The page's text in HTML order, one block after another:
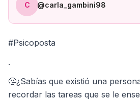
C @carla_gambini98
#Psicoposta
.
🤔¿Sabías que existió una
recordar las tareas que se le